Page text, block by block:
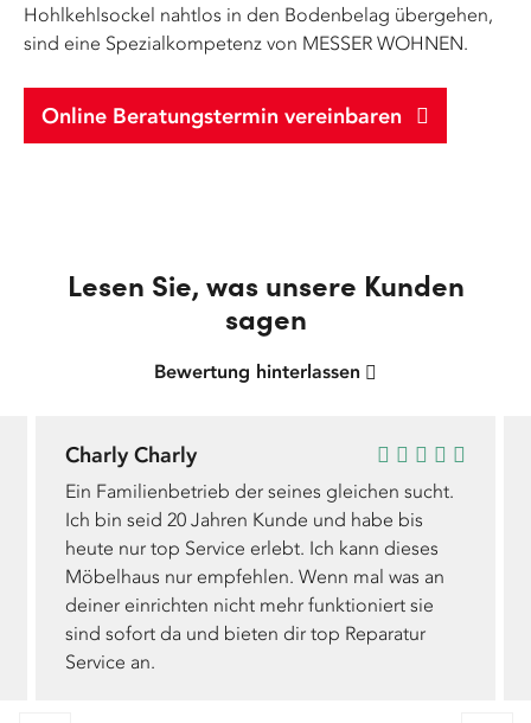
Hohlkehlsockel nahtlos in den Bodenbelag übergehen,
sind eine Spezialkompetenz von MESSER WOHNEN.
Online Beratungstermin vereinbaren
Lesen Sie, was unsere Kunden
sagen
Bewertung hinterlassen
Charly Charly
Ein Familienbetrieb der seines gleichen sucht.
Ich bin seid 20 Jahren Kunde und habe bis
heute nur top Service erlebt. Ich kann dieses
Möbelhaus nur empfehlen. Wenn mal was an
deiner einrichten nicht mehr funktioniert sie
sind sofort da und bieten dir top Reparatur
Service an.